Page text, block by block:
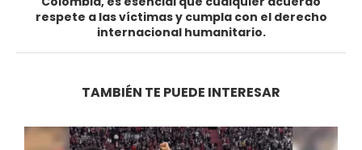
respete a las víctimas y cumpla con el derecho
internacional humanitario.
TAMBIÉN TE PUEDE INTERESAR